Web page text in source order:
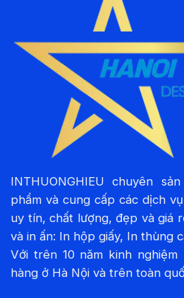
INTHUONGHIEU chuyên
phẩm và cung cấp các dịch
uy tín, chất lượng, đẹp và giá
và in ấn: In hộp giấy, In thùng
Với trên 10 năm kinh
hàng ở Hà Nội và trên toàn